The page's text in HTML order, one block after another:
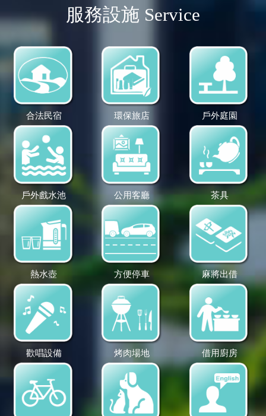
服務設施 Service
合法民宿 環保旅店 戶外庭園
戶外戲水池 公用客廳 茶具
熱水壺 方便停車 麻將出借
歡唱設備 烤肉場地 借用廚房